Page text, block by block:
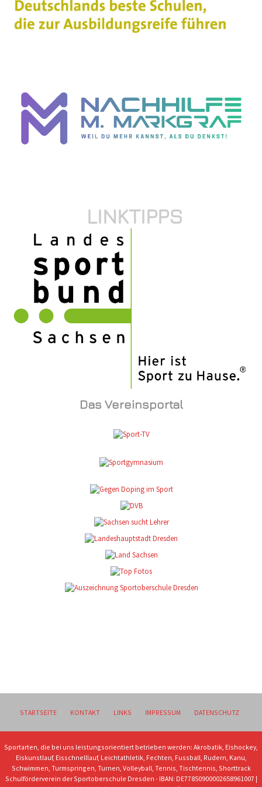
LINKTIPPS
Das Vereinsportal
STARTSEITE KONTAKT LINKS IMPRESSUM DATENSCHUTZ
Sportarten, die bei uns leistungsorientiert betrieben werden: Akrobatik, Eishockey,
Eiskunstlauf, Eisschnelllauf, Leichtathletik, Fechten, Fussball, Rudern, Kanu,
Schwimmen, Turmspringen, Turnen, Volleyball, Tennis, Tischtennis, Shorttrack
Schulförderverein der Sportoberschule Dresden - IBAN: DE77850900002658961007 |